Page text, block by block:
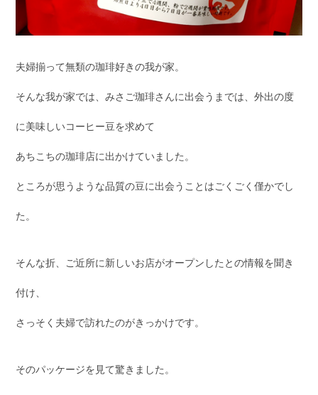
夫婦揃って無類の珈琲好きの我が家。
そんな我が家では、みさご珈琲さんに出会うまでは、外出の度
に美味しいコーヒー豆を求めて
あちこちの珈琲店に出かけていました。
ところが思うような品質の豆に出会うことはごくごく僅かでし
た。
そんな折、ご近所に新しいお店がオープンしたとの情報を聞き
付け、
さっそく夫婦で訪れたのがきっかけです。
そのパッケージを見て驚きました。